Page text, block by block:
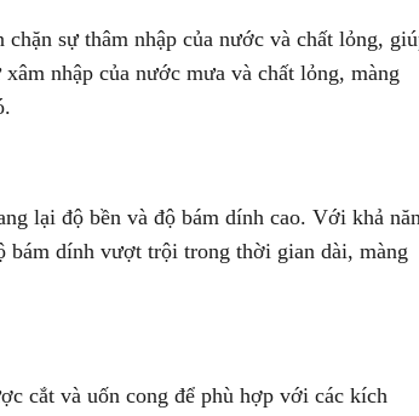
sự thâm nhập của nước và chất lỏng,
nhập của nước mưa và chất lỏng, màng
lại độ bền và độ bám dính cao. Với khả
bám dính vượt trội trong thời gian dài, màng
cắt và uốn cong để phù hợp với các kích